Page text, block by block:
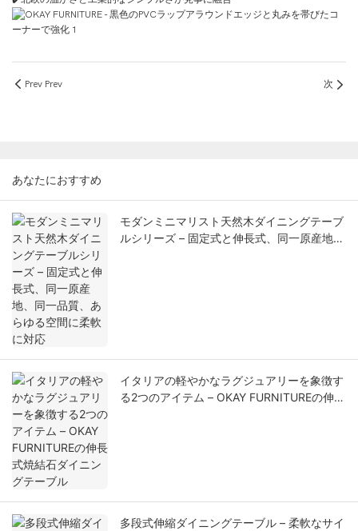
Prev Prev 次
あなたにおすすめ
モダンミニマリスト天然木ダイニングテーブ
ルシリーズ – 固定式と伸長式、同一原産地、
イタリアの軽やかなラグジュアリーを象徴す
る2つのアイテム – OKAY FURNITUREの伸長
多段式伸縮ダイニングテーブル – 柔軟なサイ